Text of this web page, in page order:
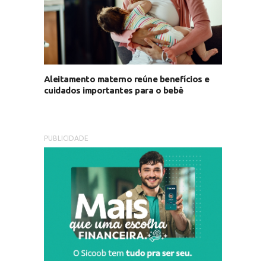
Aleitamento materno reúne benefícios e
cuidados importantes para o bebê
PUBLICIDADE